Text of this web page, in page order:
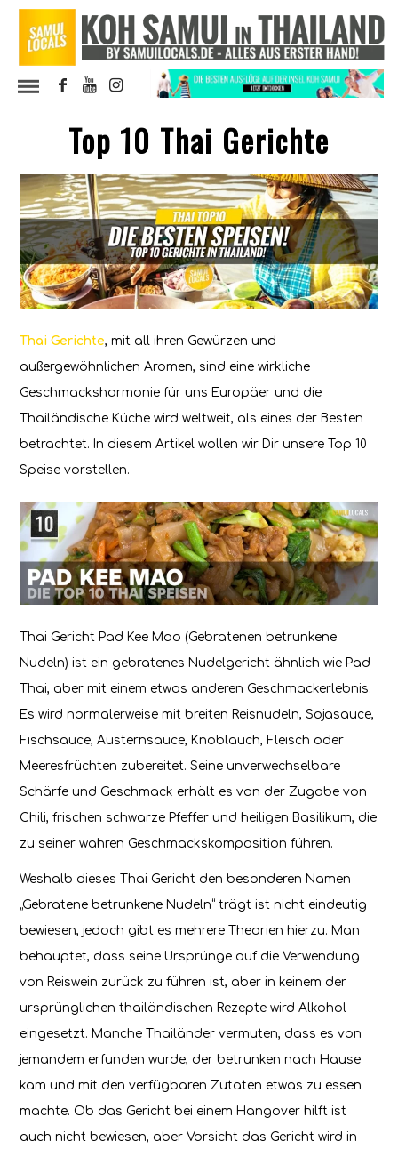
Top 10 Thai Gerichte
Thai Gerichte, mit all ihren Gewürzen und
außergewöhnlichen Aromen, sind eine wirkliche
Geschmacksharmonie für uns Europäer und die
Thailändische Küche wird weltweit, als eines der Besten
betrachtet. In diesem Artikel wollen wir Dir unsere Top 10
Speise vorstellen.
Thai Gericht Pad Kee Mao (Gebratenen betrunkene
Nudeln) ist ein gebratenes Nudelgericht ähnlich wie Pad
Thai, aber mit einem etwas anderen Geschmackerlebnis.
Es wird normalerweise mit breiten Reisnudeln, Sojasauce,
Fischsauce, Austernsauce, Knoblauch, Fleisch oder
Meeresfrüchten zubereitet. Seine unverwechselbare
Schärfe und Geschmack erhält es von der Zugabe von
Chili, frischen schwarze Pfeffer und heiligen Basilikum, die
zu seiner wahren Geschmackskomposition führen.
Weshalb dieses Thai Gericht den besonderen Namen
„Gebratene betrunkene Nudeln“ trägt ist nicht eindeutig
bewiesen, jedoch gibt es mehrere Theorien hierzu. Man
behauptet, dass seine Ursprünge auf die Verwendung
von Reiswein zurück zu führen ist, aber in keinem der
ursprünglichen thailändischen Rezepte wird Alkohol
eingesetzt. Manche Thailänder vermuten, dass es von
jemandem erfunden wurde, der betrunken nach Hause
kam und mit den verfügbaren Zutaten etwas zu essen
machte. Ob das Gericht bei einem Hangover hilft ist
auch nicht bewiesen, aber Vorsicht das Gericht wird in